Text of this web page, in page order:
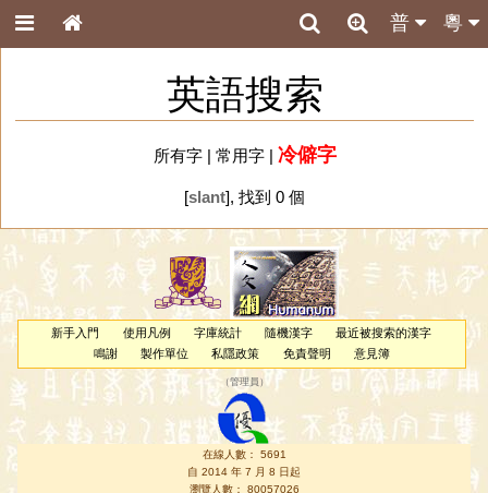
粵
普
英語搜索
所有字| 常用字| 冷僻字
[slant], 找到 0 個
新手入門 使用凡例 字庫統計 隨機漢字
最近被搜索的漢字
鳴謝
製作單位 私隱政策 免責聲明 意見簿
（管理員 ）
在線人數： 5691
自 2014 年 7 月 8 日起
瀏覽人數： 80057026